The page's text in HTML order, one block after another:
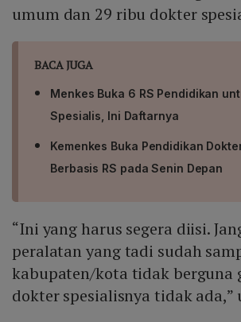
umum dan 29 ribu dokter
BACA JUGA
Menkes Buka 6 RS Pendidikan
Spesialis, Ini Daftarnya
Kemenkes Buka Pendidikan
Berbasis RS pada Senin Depan
“Ini yang harus segera diisi.
peralatan yang tadi sudah
kabupaten/kota tidak berguna
dokter spesialisnya tidak ada,”